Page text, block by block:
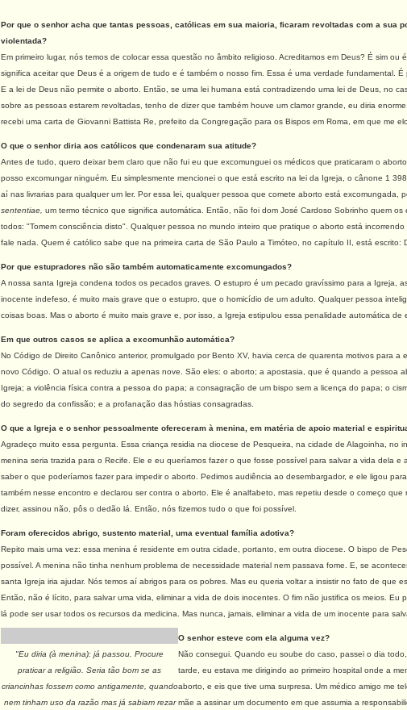
Por que o senhor acha que tantas pessoas, católicas em sua maioria, ficaram revoltadas com a sua
violentada?
Em primeiro lugar, nós temos de colocar essa questão no âmbito religioso. Acreditamos em Deus? É sim
significa aceitar que Deus é a origem de tudo e é também o nosso fim. Essa é uma verdade fundamental.
E a lei de Deus não permite o aborto. Então, se uma lei humana está contradizendo uma lei de Deus, no
sobre as pessoas estarem revoltadas, tenho de dizer que também houve um clamor grande, eu diria
recebi uma carta de Giovanni Battista Re, prefeito da Congregação para os Bispos em Roma, em que me
O que o senhor diria aos católicos que condenaram sua atitude?
Antes de tudo, quero deixar bem claro que não fui eu que excomunguei os médicos que praticaram o
posso excomungar ninguém. Eu simplesmente mencionei o que está escrito na lei da Igreja, o cânone 1
aí nas livrarias para qualquer um ler. Por essa lei, qualquer pessoa que comete aborto está excomungada,
sententiae, um termo técnico que significa automática. Então, não foi dom José Cardoso Sobrinho quem os
todos: "Tomem consciência disto". Qualquer pessoa no mundo inteiro que pratique o aborto está
fale nada. Quem é católico sabe que na primeira carta de São Paulo a Timóteo, no capítulo II, está escrito:
Por que estupradores não são também automaticamente excomungados?
A nossa santa Igreja condena todos os pecados graves. O estupro é um pecado gravíssimo para a Igreja,
inocente indefeso, é muito mais grave que o estupro, que o homicídio de um adulto. Qualquer pessoa
coisas boas. Mas o aborto é muito mais grave e, por isso, a Igreja estipulou essa penalidade automática de
Em que outros casos se aplica a excomunhão automática?
No Código de Direito Canônico anterior, promulgado por Bento XV, havia cerca de quarenta motivos para
novo Código. O atual os reduziu a apenas nove. São eles: o aborto; a apostasia, que é quando a pessoa
Igreja; a violência física contra a pessoa do papa; a consagração de um bispo sem a licença do papa; o
do segredo da confissão; e a profanação das hóstias consagradas.
O que a Igreja e o senhor pessoalmente ofereceram à menina, em matéria de apoio material e
Agradeço muito essa pergunta. Essa criança residia na diocese de Pesqueira, na cidade de Alagoinha,
menina seria trazida para o Recife. Ele e eu queríamos fazer o que fosse possível para salvar a vida dela
saber o que poderíamos fazer para impedir o aborto. Pedimos audiência ao desembargador, e ele ligou
também nesse encontro e declarou ser contra o aborto. Ele é analfabeto, mas repetiu desde o começo
dizer, assinou não, pôs o dedão lá. Então, nós fizemos tudo o que foi possível.
Foram oferecidos abrigo, sustento material, uma eventual família adotiva?
Repito mais uma vez: essa menina é residente em outra cidade, portanto, em outra diocese. O bispo de
possível. A menina não tinha nenhum problema de necessidade material nem passava fome. E, se
santa Igreja iria ajudar. Nós temos aí abrigos para os pobres. Mas eu queria voltar a insistir no fato de que
Então, não é lícito, para salvar uma vida, eliminar a vida de dois inocentes. O fim não justifica os meios.
lá pode ser usar todos os recursos da medicina. Mas nunca, jamais, eliminar a vida de um inocente para
"Eu diria (à menina): já passou. Procure
praticar a religião. Seria tão bom se as
criancinhas fossem como antigamente, quando
nem tinham uso da razão mas já sabiam rezar
O senhor esteve com ela alguma vez?
Não consegui. Quando eu soube do caso, passei o dia
tarde, eu estava me dirigindo ao primeiro hospital onde a
aborto, e eis que tive uma surpresa. Um médico amigo me
mãe a assinar um documento em que assumia a